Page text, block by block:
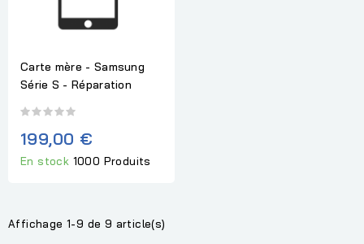
Carte mère - Samsung
Série S - Réparation
199,00 €
En stock 1000 Produits
Affichage 1-9 de 9 article(s)